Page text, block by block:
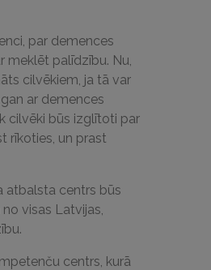
par demences
meklēt palīdzību. Nu,
cilvēkiem, ja tā var
ar demences
cilvēki būs izglītoti par
rīkoties, un prast
atbalsta centrs būs
visas Latvijas,
centrs, kurā